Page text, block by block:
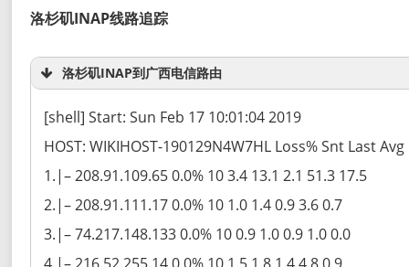
洛杉矶INAP线路追踪
洛杉矶INAP到广西电信路由
[shell] Start: Sun Feb 17 10:01:04 2019
HOST: WIKIHOST-190129N4W7HL Loss% Snt Last
1.|– 208.91.109.65 0.0% 10 3.4 13.1 2.1 51.3 17.5
2.|– 208.91.111.17 0.0% 10 1.0 1.4 0.9 3.6 0.7
3.|– 74.217.148.133 0.0% 10 0.9 1.0 0.9 1.0 0.0